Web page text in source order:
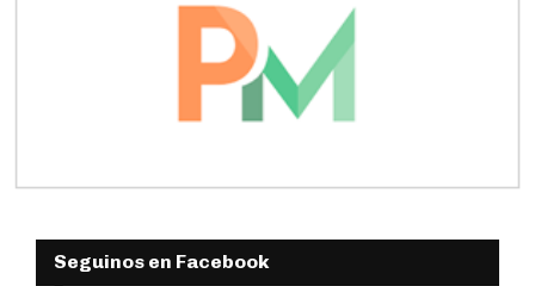
Seguinos en Facebook